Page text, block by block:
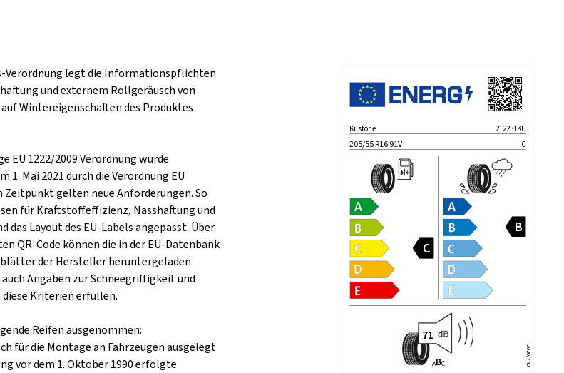
Verordnung legt die Informationspflichten
und externem Rollgeräusch von
Wintereigenschaften des Produktes
EU 1222/2009 Verordnung wurde
1. Mai 2021 durch die Verordnung EU
Zeitpunkt gelten neue Anforderungen. So
für Kraftstoffeffizienz, Nasshaftung und
das Layout des EU-Labels angepasst. Über
QR-Code können die in der EU-Datenbank
der Hersteller heruntergeladen
Angaben zur Schneegriffigkeit und
Kriterien erfüllen.
Reifen ausgenommen:
für die Montage an Fahrzeugen ausgelegt
vor dem 1. Oktober 1990 erfolgte
Kustone 212231KU
205/55 R16 91V C
ABC 2020/740